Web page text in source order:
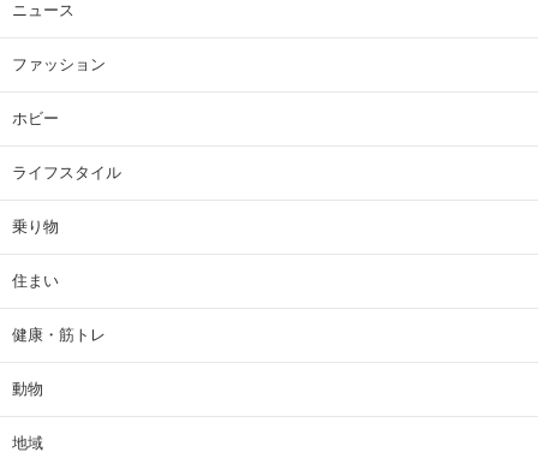
ニュース
ファッション
ホビー
ライフスタイル
乗り物
住まい
健康・筋トレ
動物
地域